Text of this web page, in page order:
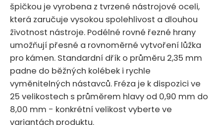
špičkou je vyrobena z tvrzené nástrojové oceli,
která zaručuje vysokou spolehlivost a dlouhou
životnost nástroje. Podélné rovné řezné hrany
umožňují přesné a rovnoměrné vytvoření lůžka
pro kámen. Standardní dřík o průměru 2,35 mm
padne do běžných kolébek i rychle
vyměnitelných nástavců. Fréza je k dispozici ve
25 velikostech s průměrem hlavy od 0,90 mm do
8,00 mm - konkrétní velikost vyberte ve
variantách produktu.